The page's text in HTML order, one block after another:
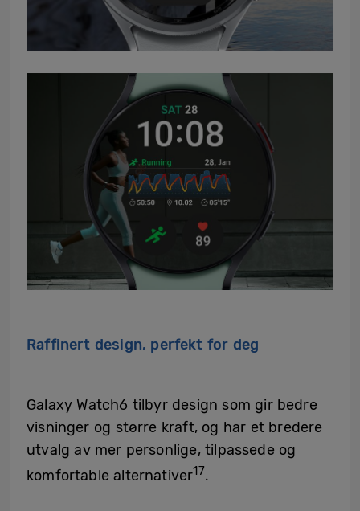
Raffinert design, perfekt for deg
Galaxy Watch6 tilbyr design som gir bedre
visninger og større kraft, og har et bredere
utvalg av mer personlige, tilpassede og
komfortable alternativer17.